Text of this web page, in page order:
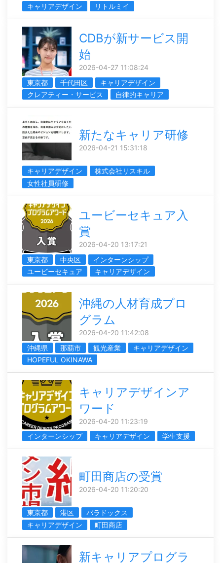
キャリアデザイン
リトルミイ
CDBが新サービス開
始
2026-04-27 11:08:24
東京都
千代田区
キャリアデザイン
クレアティー・サービス
自律的キャリア
新たなキャリア研修
2026-04-21 15:31:18
キャリアデザイン
株式会社リスキル
女性社員研修
ユービーセキュア入
賞
2026-04-20 13:17:21
東京都
中央区
インターンシップ
ユービーセキュア
キャリアデザイン
沖縄の人材育成プロ
グラム
2026-04-20 11:42:08
沖縄県
那覇市 観光産業
キャリアデザイン
HOPEFUL OKINAWA
キャリアデザインア
ワード
2026-04-20 11:23:19
インターンシップ
キャリアデザイン 学生支援
町田商店の受賞
2026-04-20 11:20:20
東京都 港区
パラドックス
キャリアデザイン
町田商店
新キャリアプログラ